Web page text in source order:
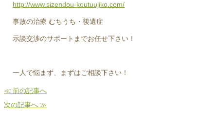
http://www.sizendou-koutuujiko.com/
事故の治療 むちうち・後遺症
示談交渉のサポートまでお任せ下さい！
一人で悩まず、まずはご相談下さい！
≪ 前の記事へ
次の記事へ ≫